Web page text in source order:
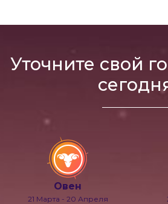
Уточните свой
Овен
21 Марта - 20 Апреля